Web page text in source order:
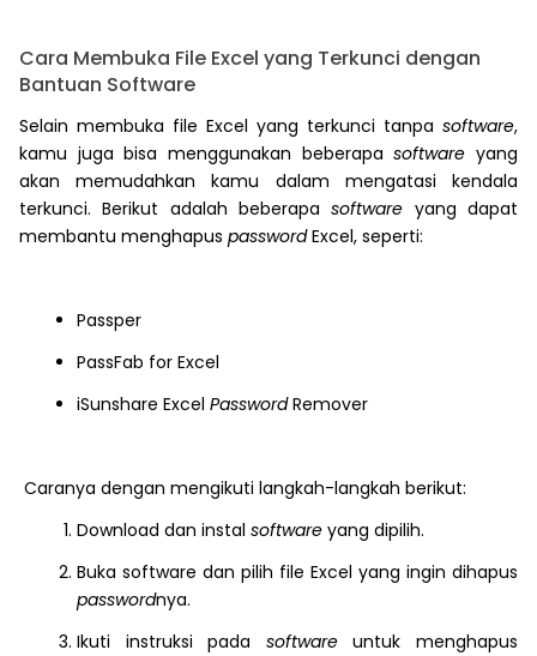
Cara Membuka File Excel yang Terkunci dengan
Bantuan Software
Selain membuka file Excel yang terkunci tanpa software,
kamu juga bisa menggunakan beberapa software yang
akan memudahkan kamu dalam mengatasi kendala
terkunci. Berikut adalah beberapasoftware yang dapat
membantu menghapus passwordExcel, seperti:
Passper
PassFab for Excel
iSunshare Excel PasswordRemover
Caranya dengan mengikuti langkah-langkah berikut:
Download dan instal software yang dipilih.
Buka software dan pilih file Excel yang ingin dihapus
passwordnya.
Ikuti instruksi pada softwareuntuk menghapus